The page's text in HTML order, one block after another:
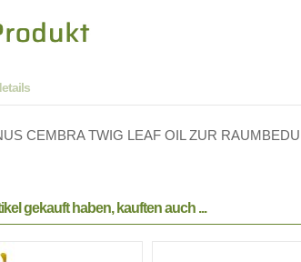
CEMBRA TWIG LEAF OIL ZUR
gekauft haben, kauften auch ...